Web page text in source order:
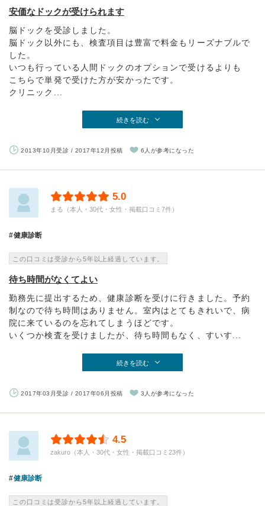
安価なドックが受けられます
脳ドックを受診しました。
脳ドック以外にも、検査項目は豊富で料金もリーズナブルで
した。
いつも行っている人間ドックのオプションで受けるよりも
こちらで単発で受けた方が安かったです。
クリニック...
続きを読む
2013年10月受診 / 2017年12月投稿 6人が参考になった
5.0
まる（本人・30代・女性・掲載口コミ7件）
健康診断
この口コミは受診から5年以上経過しています。
待ち時間がなくてよい
勤務先に提出するため、健康診断を受けに行きました。予約
制なので待ち時間はありません。室内はとてもきれいで、病
院に来ているのを忘れてしまうほどです。
いくつか検査を受けましたが、待ち時間もなく、すいす...
続きを読む
2017年03月受診 / 2017年06月投稿 3人が参考になった
4.5
zakuro（本人・30代・女性・掲載口コミ23件）
健康診断
この口コミは受診から5年以上経過しています。